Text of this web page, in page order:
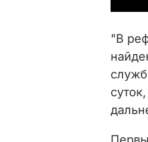
"В